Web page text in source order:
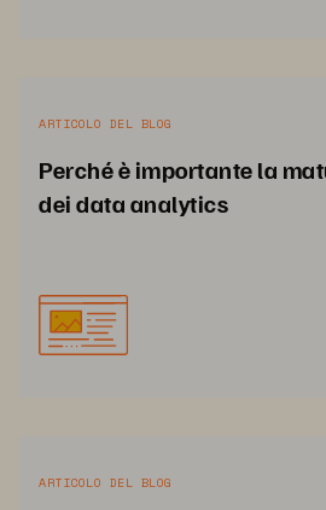
ARTICOLO DEL BLOG
Perché è importante la
dei data analytics
ARTICOLO DEL BLOG